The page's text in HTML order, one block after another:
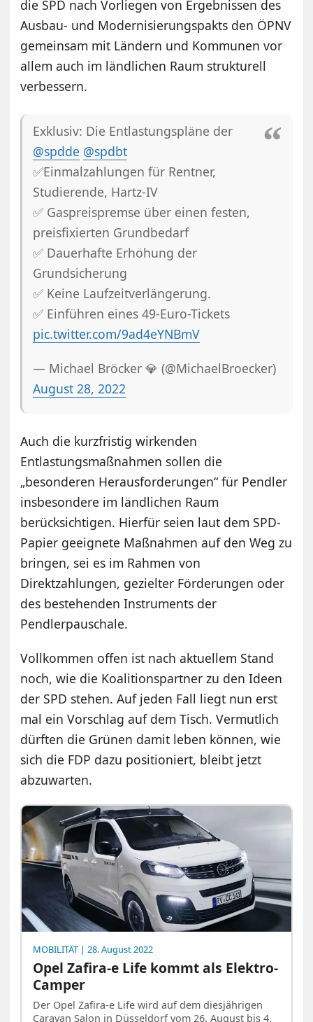
die SPD nach Vorliegen von Ergebnissen des
Ausbau- und Modernisierungspakts den ÖPNV
gemeinsam mit Ländern und Kommunen vor
allem auch im ländlichen Raum strukturell
verbessern.
Exklusiv: Die Entlastungspläne der
@spdde @spdbt
✅Einmalzahlungen für Rentner,
Studierende, Hartz-IV
✅ Gaspreispremse über einen festen,
preisfixierten Grundbedarf
✅ Dauerhafte Erhöhung der
Grundsicherung
✅ Keine Laufzeitverlängerung.
✅ Einführen eines 49-Euro-Tickets
pic.twitter.com/9ad4eYNBmV
— Michael Bröcker 💎 (@MichaelBroecker)
August 28, 2022
Auch die kurzfristig wirkenden
Entlastungsmaßnahmen sollen die
„besonderen Herausforderungen“ für Pendler
insbesondere im ländlichen Raum
berücksichtigen. Hierfür seien laut dem SPD-
Papier geeignete Maßnahmen auf den Weg zu
bringen, sei es im Rahmen von
Direktzahlungen, gezielter Förderungen oder
des bestehenden Instruments der
Pendlerpauschale.
Vollkommen offen ist nach aktuellem Stand
noch, wie die Koalitionspartner zu den Ideen
der SPD stehen. Auf jeden Fall liegt nun erst
mal ein Vorschlag auf dem Tisch. Vermutlich
dürften die Grünen damit leben können, wie
sich die FDP dazu positioniert, bleibt jetzt
abzuwarten.
MOBILITÄT | 28. August 2022
Opel Zafira-e Life kommt als Elektro-
Camper
Der Opel Zafira-e Life wird auf dem diesjährigen
Caravan Salon in Düsseldorf vom 26. August bis 4.